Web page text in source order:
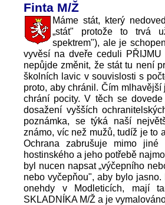
Finta M/Ž
Máme stát, který
„stát" protože to trvá
spektrem"), ale je
vyvěsí na dveře ceduli
nepůjde změnit, že stát tu není
školních lavic v souvislosti s
proto, aby chránil. Čím
chrání pocity. V těch se
dosažení vyšších
poznámka, se týká naší
známo, víc než mužů, tudíž je to
Ochrana zabrušuje mimo
hostinského a jeho potřebě
byl nucen napsat „výčepního
nebo vyčepňou", aby bylo
onehdy v Modleticích, mají
SKLADNÍKA M/Ž a je